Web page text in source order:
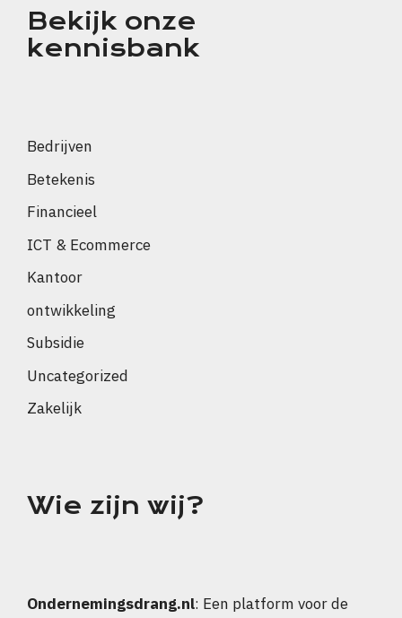
Bekijk onze
kennisbank
Bedrijven
Betekenis
Financieel
ICT & Ecommerce
Kantoor
ontwikkeling
Subsidie
Uncategorized
Zakelijk
Wie zijn wij?
Ondernemingsdrang.nl: Een platform voor de